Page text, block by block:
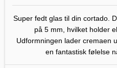
Super fedt glas til din cortado.
på 5 mm, hvilket holder
Udformningen lader cremaen
en fantastisk følelse